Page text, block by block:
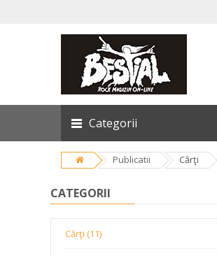
Categorii
Publicatii Cărţi
CATEGORII
Cărţi (11)